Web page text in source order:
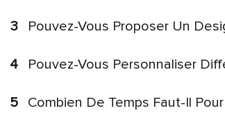
3 Pouvez-Vous Proposer Un
4 Pouvez-Vous Personnaliser
5 Combien De Temps Faut-Il